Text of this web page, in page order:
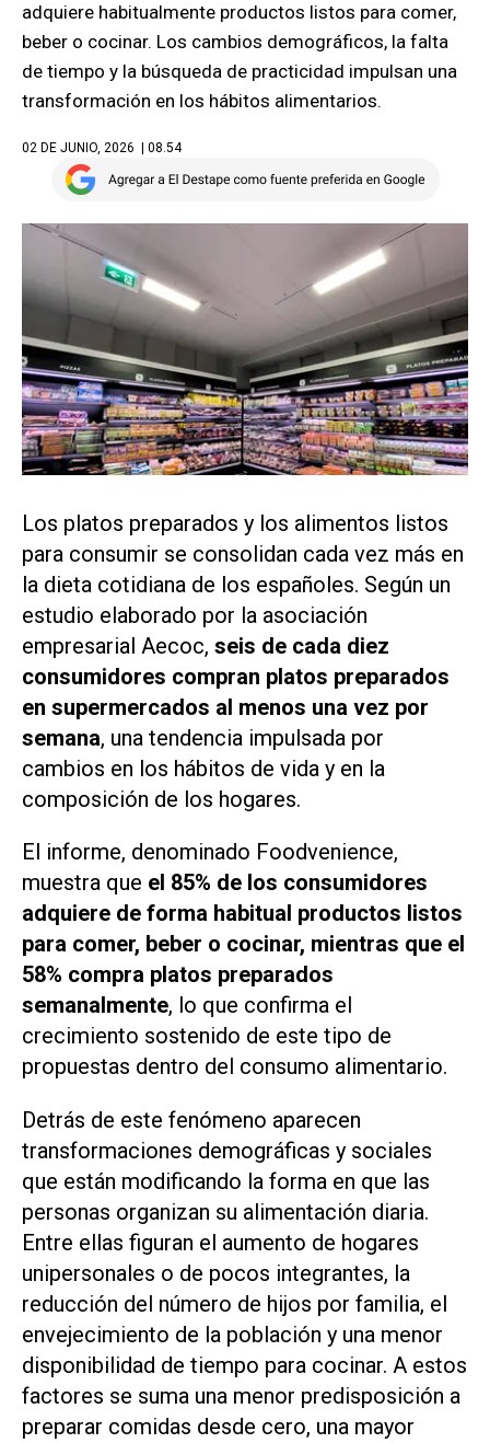
adquiere habitualmente productos listos para comer,
beber o cocinar. Los cambios demográficos, la falta
de tiempo y la búsqueda de practicidad impulsan una
transformación en los hábitos alimentarios.
02 DE JUNIO, 2026 | 08.54
Los platos preparados y los alimentos listos
para consumir se consolidan cada vez más en
la dieta cotidiana de los españoles. Según un
estudio elaborado por la asociación
empresarial Aecoc, seis de cada diez
consumidores compran platos preparados
en supermercados al menos una vez por
semana, una tendencia impulsada por
cambios en los hábitos de vida y en la
composición de los hogares.
El informe, denominado Foodvenience,
muestra que el 85% de los consumidores
adquiere de forma habitual productos listos
para comer, beber o cocinar, mientras que el
58% compra platos preparados
semanalmente, lo que confirma el
crecimiento sostenido de este tipo de
propuestas dentro del consumo alimentario.
Detrás de este fenómeno aparecen
transformaciones demográficas y sociales
que están modificando la forma en que las
personas organizan su alimentación diaria.
Entre ellas figuran el aumento de hogares
unipersonales o de pocos integrantes, la
reducción del número de hijos por familia, el
envejecimiento de la población y una menor
disponibilidad de tiempo para cocinar. A estos
factores se suma una menor predisposición a
preparar comidas desde cero, una mayor